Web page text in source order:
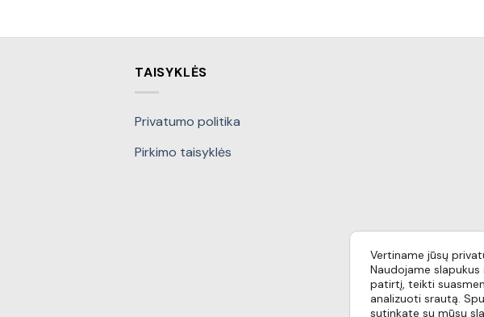
TAISYKLĖS
Privatumo politika
Pirkimo taisyklės
Vertiname jūsų
Naudojame
patirtį, teikti
analizuoti srautą.
sutinkate su mūsų